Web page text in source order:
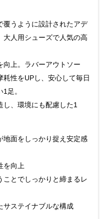
覆うように設計されたアデ
大人用シューズで人気の高
向上。ラバーアウトソー
性をUPし、安心して毎日
足。
、環境にも配慮した1
面をしっかり捉え安定感
を向上
とでしっかりと締まるレ
ステイナブルな構成